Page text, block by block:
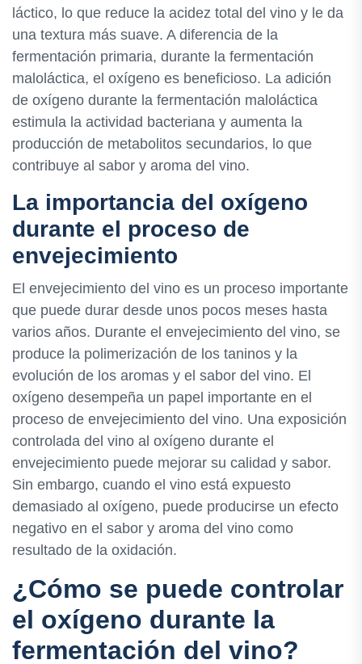
láctico, lo que reduce la acidez total del vino y le da
una textura más suave. A diferencia de la
fermentación primaria, durante la fermentación
maloláctica, el oxígeno es beneficioso. La adición
de oxígeno durante la fermentación maloláctica
estimula la actividad bacteriana y aumenta la
producción de metabolitos secundarios, lo que
contribuye al sabor y aroma del vino.
La importancia del oxígeno
durante el proceso de
envejecimiento
El envejecimiento del vino es un proceso importante
que puede durar desde unos pocos meses hasta
varios años. Durante el envejecimiento del vino, se
produce la polimerización de los taninos y la
evolución de los aromas y el sabor del vino. El
oxígeno desempeña un papel importante en el
proceso de envejecimiento del vino. Una exposición
controlada del vino al oxígeno durante el
envejecimiento puede mejorar su calidad y sabor.
Sin embargo, cuando el vino está expuesto
demasiado al oxígeno, puede producirse un efecto
negativo en el sabor y aroma del vino como
resultado de la oxidación.
¿Cómo se puede controlar
el oxígeno durante la
fermentación del vino?